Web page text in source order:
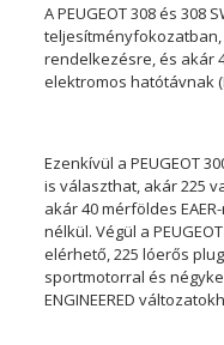
A PEUGEOT 308 és
teljesítményfokozatban,
rendelkezésre, és akár
elektromos hatótávnak
Ezenkívül a PEUGEOT
is választhat, akár 225
akár 40 mérföldes
nélkül. Végül a
elérhető, 225 lóerős
sportmotorral és
ENGINEERED